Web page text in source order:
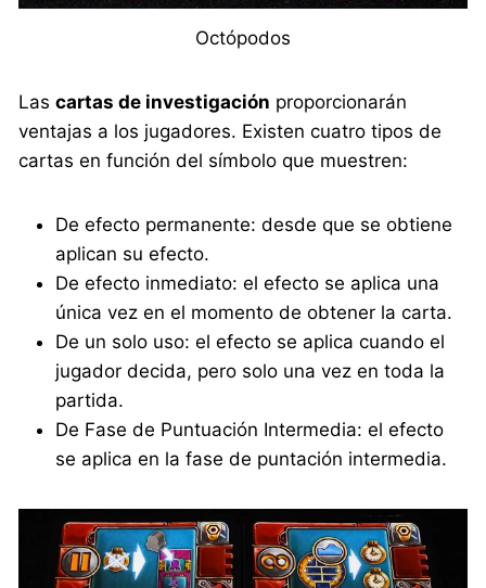
Octópodos
Lascartas de investigación proporcionarán
ventajas a los jugadores. Existen cuatro tipos de
cartas en función del símbolo que muestren:
De efecto permanente: desde que se obtiene
aplican su efecto.
De efecto inmediato: el efecto se aplica una
única vez en el momento de obtener la carta.
De un solo uso: el efecto se aplica cuando el
jugador decida, pero solo una vez en toda la
partida.
De Fase de Puntuación Intermedia: el efecto
se aplica en la fase de puntación intermedia.